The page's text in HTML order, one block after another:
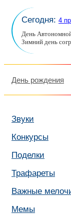
Сегодня: 4
День
Зимний день
День рождения
Звуки
Конкурсы
Поделки
Трафареты
Важные
Мемы